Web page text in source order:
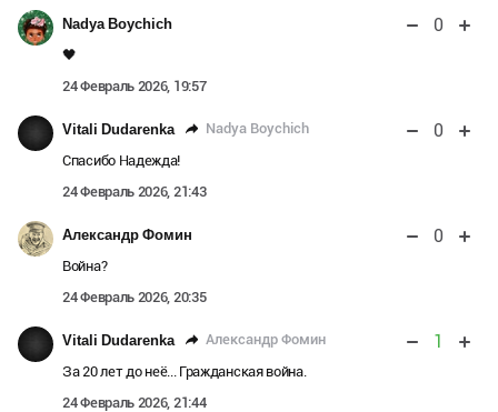
Nadya Boychich 0
🖤
24 Февраль 2026, 19:57
Vitali Dudarenka Nadya Boychich 0
Спасибо Надежда!
24 Февраль 2026, 21:43
Александр Фомин 0
Война?
24 Февраль 2026, 20:35
Vitali Dudarenka Александр Фомин 1
За 20 лет до неё... Гражданская война.
24 Февраль 2026, 21:44